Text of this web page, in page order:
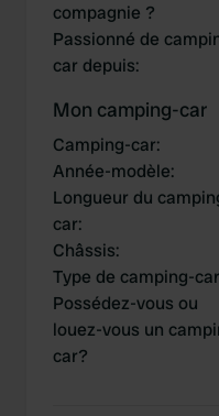
compagnie ?
Passionné de
car depuis:
Mon camping-car
Camping-car:
Année-modèle:
Longueur du
car:
Châssis:
Type de camping-car
Possédez-vous ou
louez-vous un
car?